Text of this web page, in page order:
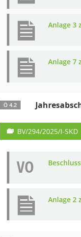
Anlage 3
Anlage 7
Ö 4.2
BV/294/2025/I-SKD
VO
Anlage 2